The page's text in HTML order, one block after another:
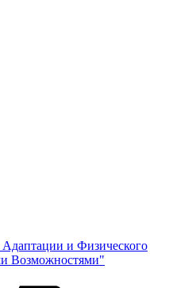
и Физического
Возможностями"